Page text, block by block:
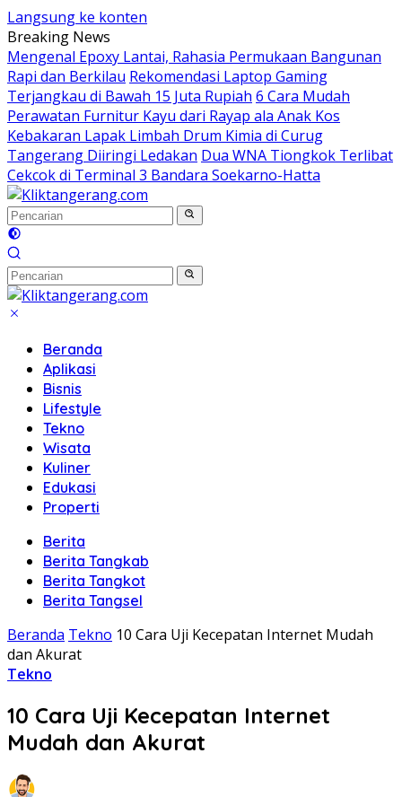
Langsung ke konten
Breaking News
Mengenal Epoxy Lantai, Rahasia Permukaan Bangunan
Rapi dan Berkilau Rekomendasi Laptop Gaming
Terjangkau di Bawah 15 Juta Rupiah 6 Cara Mudah
Perawatan Furnitur Kayu dari Rayap ala Anak Kos
Kebakaran Lapak Limbah Drum Kimia di Curug
Tangerang Diiringi Ledakan Dua WNA Tiongkok Terlibat
Cekcok di Terminal 3 Bandara Soekarno-Hatta
Beranda
Aplikasi
Bisnis
Lifestyle
Tekno
Wisata
Kuliner
Edukasi
Properti
Berita
Berita Tangkab
Berita Tangkot
Berita Tangsel
Beranda Tekno 10 Cara Uji Kecepatan Internet Mudah
dan Akurat
Tekno
10 Cara Uji Kecepatan Internet
Mudah dan Akurat